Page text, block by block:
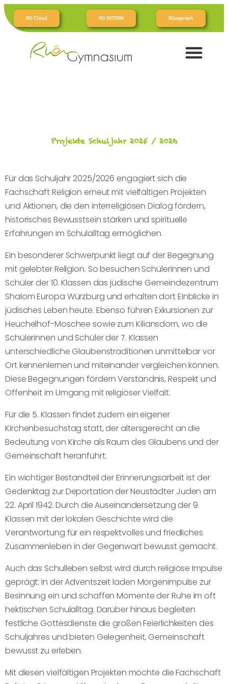
RG Cloud RG INTERN RGespräch
Projekte Schuljahr 2025 / 2026
Für das Schuljahr 2025/2026 engagiert sich die
Fachschaft Religion erneut mit vielfältigen Projekten
und Aktionen, die den interreligiösen Dialog fördern,
historisches Bewusstsein stärken und spirituelle
Erfahrungen im Schulalltag ermöglichen.
Ein besonderer Schwerpunkt liegt auf der Begegnung
mit gelebter Religion. So besuchen Schülerinnen und
Schüler der 10. Klassen das jüdische Gemeindezentrum
Shalom Europa Würzburg und erhalten dort Einblicke in
jüdisches Leben heute. Ebenso führen Exkursionen zur
Heuchelhof-Moschee sowie zum Kiliansdom, wo die
Schülerinnen und Schüler der 7. Klassen
unterschiedliche Glaubenstraditionen unmittelbar vor
Ort kennenlernen und miteinander vergleichen können.
Diese Begegnungen fördern Verständnis, Respekt und
Offenheit im Umgang mit religiöser Vielfalt.
Für die 5. Klassen findet zudem ein eigener
Kirchenbesuchstag statt, der altersgerecht an die
Bedeutung von Kirche als Raum des Glaubens und der
Gemeinschaft heranführt.
Ein wichtiger Bestandteil der Erinnerungsarbeit ist der
Gedenktag zur Deportation der Neustädter Juden am
22. April 1942. Durch die Auseinandersetzung der 9.
Klassen mit der lokalen Geschichte wird die
Verantwortung für ein respektvolles und friedliches
Zusammenleben in der Gegenwart bewusst gemacht.
Auch das Schulleben selbst wird durch religiöse Impulse
geprägt: In der Adventszeit laden Morgenimpulse zur
Besinnung ein und schaffen Momente der Ruhe im oft
hektischen Schulalltag. Darüber hinaus begleiten
festliche Gottesdienste die großen Feierlichkeiten des
Schuljahres und bieten Gelegenheit, Gemeinschaft
bewusst zu erleben.
Mit diesen vielfältigen Projekten möchte die Fachschaft